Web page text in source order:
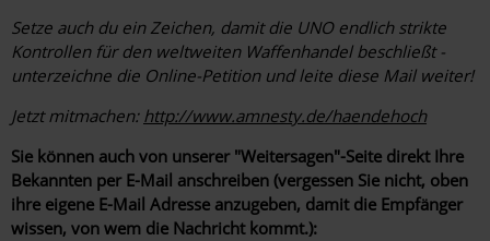
Setze auch du ein Zeichen, damit die UNO endlich strikte
Kontrollen für den weltweiten Waffenhandel beschließt -
unterzeichne die Online-Petition und leite diese Mail weiter!
Jetzt mitmachen: http://www.amnesty.de/haendehoch
Sie können auch von unserer "Weitersagen"-Seite direkt Ihre
Bekannten per E-Mail anschreiben (vergessen Sie nicht, oben
ihre eigene E-Mail Adresse anzugeben, damit die Empfänger
wissen, von wem die Nachricht kommt.):